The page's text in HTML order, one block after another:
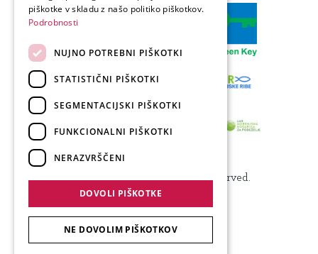
Produkcija: Forward
© 2024 Visit Kranj, All Rights Reserved.
ITALIAN
piškotke v skladu z našo politiko piškotkov.
Podrobnosti
NUJNO POTREBNI PIŠKOTKI
STATISTIČNI PIŠKOTKI
SEGMENTACIJSKI PIŠKOTKI
FUNKCIONALNI PIŠKOTKI
NERAZVRŠČENI
DOVOLI PIŠKOTKE
NE DOVOLIM PIŠKOTKOV